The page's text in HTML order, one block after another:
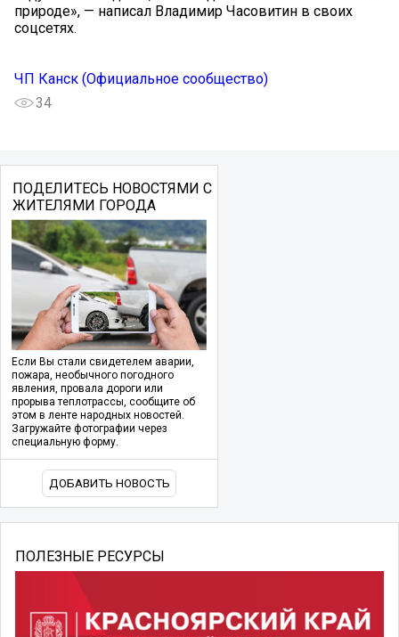
природе», — написал Владимир Часовитин в своих
соцсетях.
ЧП Канск (Официальное сообщество)
34
ПОДЕЛИТЕСЬ НОВОСТЯМИ С
ЖИТЕЛЯМИ ГОРОДА
Если Вы стали свидетелем аварии,
пожара, необычного погодного
явления, провала дороги или
прорыва теплотрассы, сообщите об
этом в ленте народных новостей.
Загружайте фотографии через
специальную форму.
ДОБАВИТЬ НОВОСТЬ
ПОЛЕЗНЫЕ РЕСУРСЫ